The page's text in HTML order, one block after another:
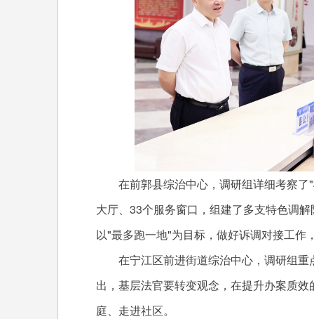
在前郭县综治中心，调研组详细考察了"
大厅、33个服务窗口，组建了多支特色调
以"最多跑一地"为目标，做好诉调对接工
在宁江区前进街道综治中心，调研组重
出，基层法官要转变观念，在提升办案质
庭、走进社区。